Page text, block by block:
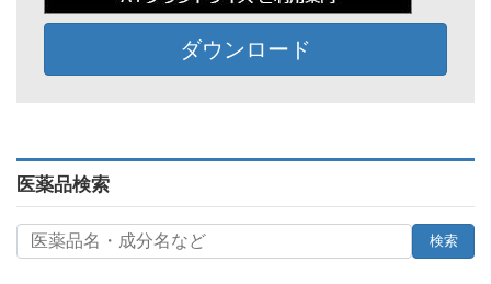
ダウンロード
医薬品検索